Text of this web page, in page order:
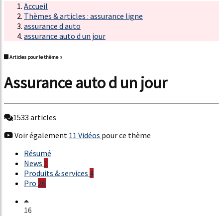
Accueil
Thèmes & articles : assurance ligne
assurance d auto
assurance auto d un jour
Articles pour le thème »
assurance auto d un jour
1533 articles
Voir également 11 Vidéos pour ce thème
Résumé
News 1
Produits & services 4
Pro 26
16